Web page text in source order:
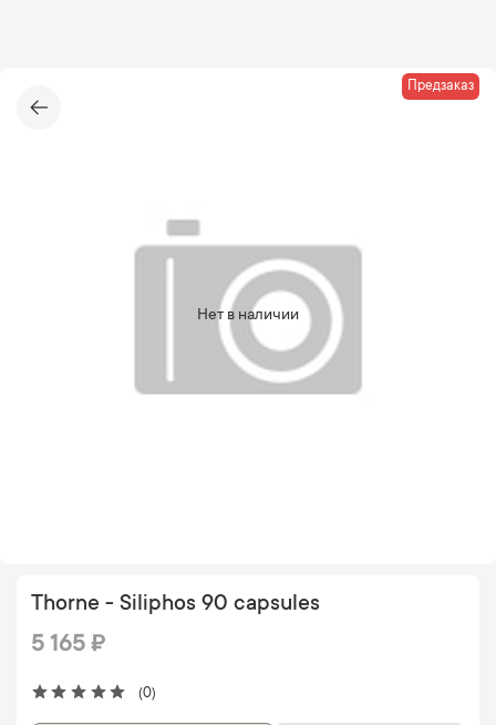
Нет в наличии
Предзаказ
(0)
Thorne - Siliphos 90 capsules
5 165 ₽